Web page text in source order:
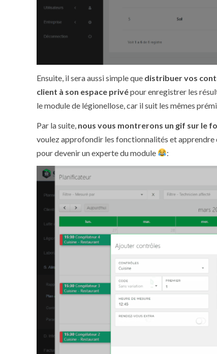
Ensuite, il sera aussi simple que distribuer vos
client à son espace privépour enregistrer les
le module de légionellose, car il suit les mêmes
Par la suite, nous vous montrerons un gif sur le
voulez approfondir les fonctionnalités et
pour devenir un experte du module
: